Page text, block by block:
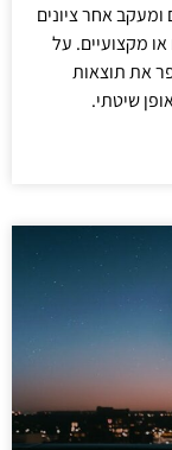
ומעקב אחר ציונים
מקצועיים. על
את תוצאות
שיטתי.